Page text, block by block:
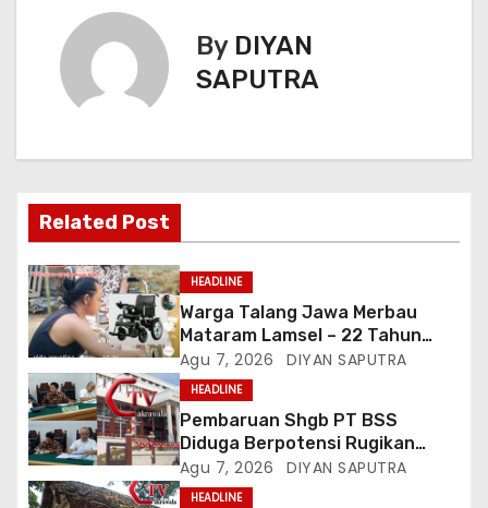
By DIYAN
SAPUTRA
Related Post
HEADLINE
Warga Talang Jawa Merbau
Mataram Lamsel – 22 Tahun
Lumpuh Vina Agustina Viral Di
Tiktok Inginkan Kursi Roda
Listrik, Kepala Perwakilan
Provinsi Lampung Media
Cakrawala Tv Meminta Pemda
Lamsel Bertindak
Agu 7, 2026 DIYAN SAPUTRA
HEADLINE
Pembaruan Shgb PT BSS
Diduga Berpotensi Rugikan
Negara, Kementrian ATR/BPN Di
Gugat Di PTUN Jakarta
Agu 7, 2026 DIYAN SAPUTRA
HEADLINE